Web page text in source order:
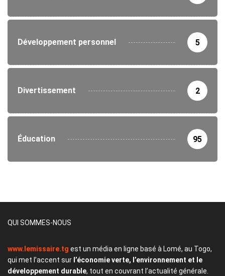
Développement personnel 5
Divertissement 2
Éducation 95
QUI SOMMES-NOUS
www.lemissaire.tg est un média en ligne basé à Lomé, au Togo,
qui met l’accent sur l’économie verte, l’environnement et le
développement durable, tout en couvrant l’actualité générale.